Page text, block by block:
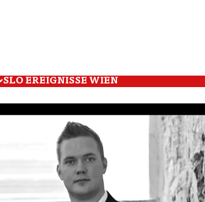
SLO EREIGNISSE WIEN